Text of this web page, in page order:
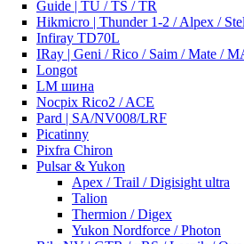
Guide | TU / TS / TR
Hikmicro | Thunder 1-2 / Alpex /
Infiray TD70L
IRay | Geni / Rico / Saim / Mate /
Longot
LM шина
Nocpix Rico2 / ACE
Pard | SA/NV008/LRF
Picatinny
Pixfra Chiron
Pulsar & Yukon
Apex / Trail / Digisight ultra
Talion
Thermion / Digex
Yukon Nordforce / Photon